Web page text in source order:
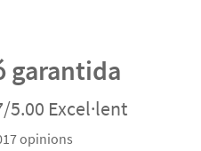
garantida
5.00 Excel·lent
opinions